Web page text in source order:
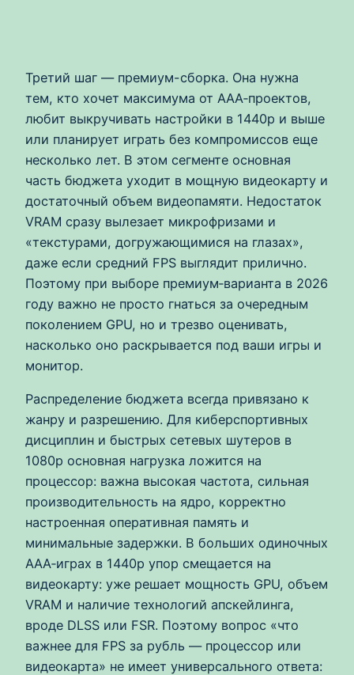
Третий шаг — премиум-сборка. Она нужна
тем, кто хочет максимума от ААА‑проектов,
любит выкручивать настройки в 1440p и выше
или планирует играть без компромиссов еще
несколько лет. В этом сегменте основная
часть бюджета уходит в мощную видеокарту и
достаточный объем видеопамяти. Недостаток
VRAM сразу вылезает микрофризами и
«текстурами, догружающимися на глазах»,
даже если средний FPS выглядит прилично.
Поэтому при выборе премиум‑варианта в 2026
году важно не просто гнаться за очередным
поколением GPU, но и трезво оценивать,
насколько оно раскрывается под ваши игры и
монитор.
Распределение бюджета всегда привязано к
жанру и разрешению. Для киберспортивных
дисциплин и быстрых сетевых шутеров в
1080p основная нагрузка ложится на
процессор: важна высокая частота, сильная
производительность на ядро, корректно
настроенная оперативная память и
минимальные задержки. В больших одиночных
ААА‑играх в 1440p упор смещается на
видеокарту: уже решает мощность GPU, объем
VRAM и наличие технологий апскейлинга,
вроде DLSS или FSR. Поэтому вопрос «что
важнее для FPS за рубль — процессор или
видеокарта» не имеет универсального ответа: